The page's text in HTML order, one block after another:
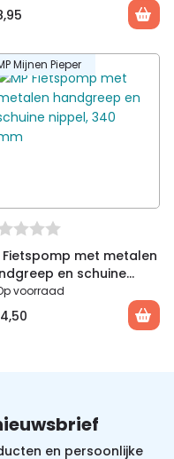
Mijnen Pieper
Fietspomp met metalen
en schuine
340 mm
voorraad
en persoonlijke